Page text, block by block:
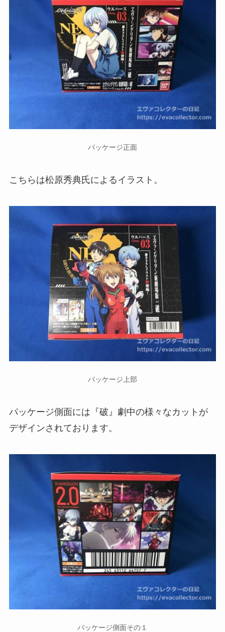
パッケージ正面
こちらは松原秀典氏によるイラスト。
パッケージ上部
パッケージ側面には『破』劇中の様々なカットが
デザインされております。
パッケージ側面その１